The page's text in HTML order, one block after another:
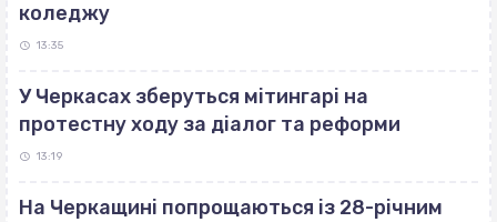
коледжу
13:35
У Черкасах зберуться мітингарі на
протестну ходу за діалог та реформи
13:19
На Черкащині попрощаються із 28-річним